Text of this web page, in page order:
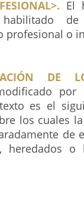
El
profesional o
DE
es el
los cuales
de
heredados o